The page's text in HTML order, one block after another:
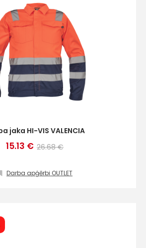
jaka HI-VIS VALENCIA
15.13 € 26.68 €
Darba apģērbi OUTLET